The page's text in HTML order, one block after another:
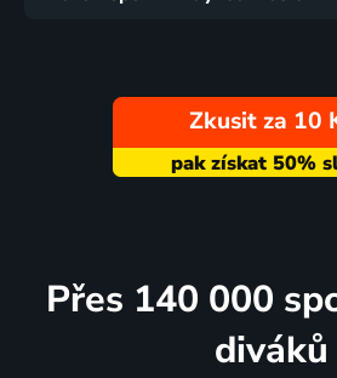
Zkusit za 10
Přes 140 000
diváků